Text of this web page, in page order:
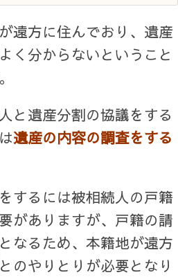
遠方に住んでおり、遺産
く分からないということ
と遺産分割の協議をする
遺産の内容の調査をする
するには被相続人の戸籍
がありますが、戸籍の請
なるため、本籍地が遠方
のやりとりが必要となり